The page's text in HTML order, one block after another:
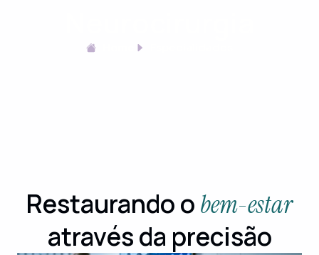
Restaurando obem-estar
através da precisão